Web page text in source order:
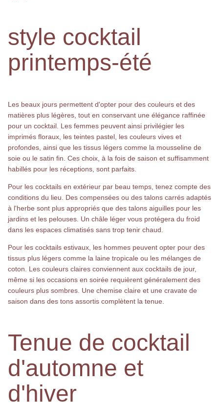
style cocktail
printemps-été
Les beaux jours permettent d'opter pour des couleurs et des
matières plus légères, tout en conservant une élégance raffinée
pour un cocktail. Les femmes peuvent ainsi privilégier les
imprimés floraux, les teintes pastel, les couleurs vives et
profondes, ainsi que les tissus légers comme la mousseline de
soie ou le satin fin. Ces choix, à la fois de saison et suffisamment
habillés pour les réceptions, sont parfaits.
Pour les cocktails en extérieur par beau temps, tenez compte des
conditions du lieu. Des compensées ou des talons carrés adaptés
à l'herbe sont plus appropriés que des talons aiguilles pour les
jardins et les pelouses. Un châle léger vous protégera du froid
dans les espaces climatisés sans trop tenir chaud.
Pour les cocktails estivaux, les hommes peuvent opter pour des
tissus plus légers comme la laine tropicale ou les mélanges de
coton. Les couleurs claires conviennent aux cocktails de jour,
même si les occasions en soirée requièrent généralement des
couleurs plus sombres. Une chemise claire et une cravate de
saison dans des tons assortis complètent la tenue.
Tenue de cocktail
d'automne et
d'hiver